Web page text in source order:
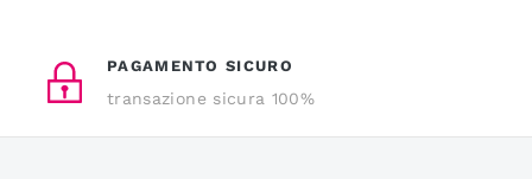
PAGAMENTO SICURO
transazione sicura 100%